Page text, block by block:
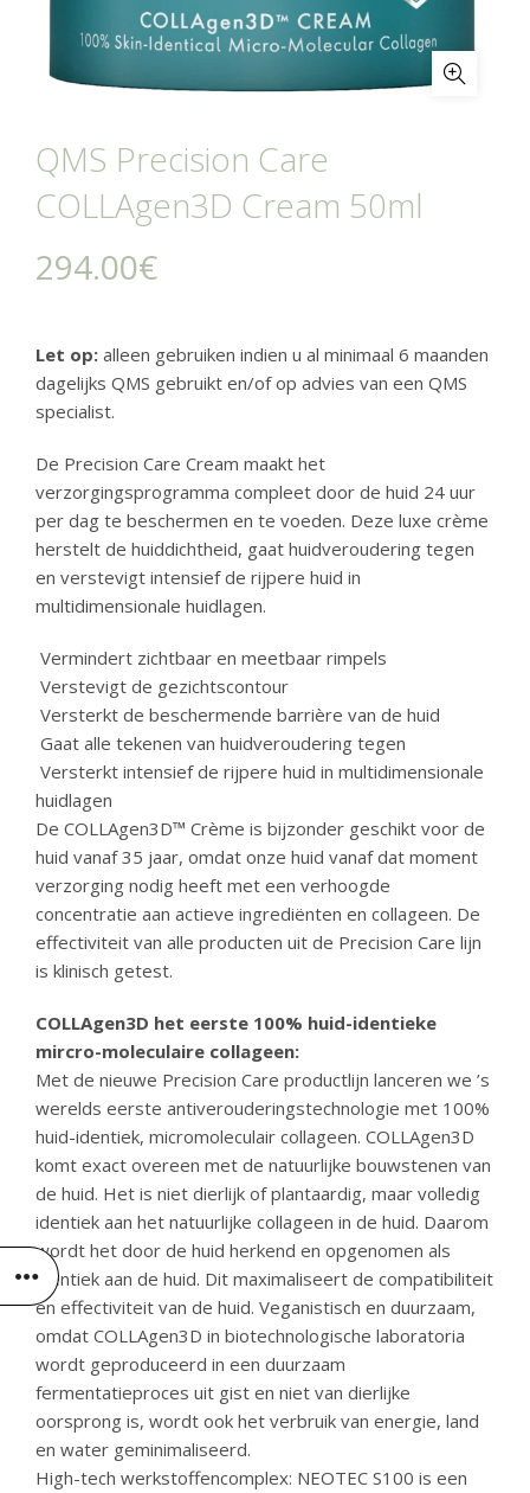
QMS Precision Care
COLLAgen3D Cream 50ml
294.00€
Let op: alleen gebruiken indien u al minimaal 6 maanden
dagelijks QMS gebruikt en/of op advies van een QMS
specialist.
De Precision Care Cream maakt het
verzorgingsprogramma compleet door de huid 24 uur
per dag te beschermen en te voeden. Deze luxe crème
herstelt de huiddichtheid, gaat huidveroudering tegen
en verstevigt intensief de rijpere huid in
multidimensionale huidlagen.
Vermindert zichtbaar en meetbaar rimpels
Verstevigt de gezichtscontour
Versterkt de beschermende barrière van de huid
Gaat alle tekenen van huidveroudering tegen
Versterkt intensief de rijpere huid in multidimensionale
huidlagen
De COLLAgen3D™ Crème is bijzonder geschikt voor de
huid vanaf 35 jaar, omdat onze huid vanaf dat moment
verzorging nodig heeft met een verhoogde
concentratie aan actieve ingrediënten en collageen. De
effectiviteit van alle producten uit de Precision Care lijn
is klinisch getest.
COLLAgen3D het eerste 100% huid-identieke
mircro-moleculaire collageen:
Met de nieuwe Precision Care productlijn lanceren we ’s
werelds eerste antiverouderingstechnologie met 100%
huid-identiek, micromoleculair collageen. COLLAgen3D
komt exact overeen met de natuurlijke bouwstenen van
de huid. Het is niet dierlijk of plantaardig, maar volledig
identiek aan het natuurlijke collageen in de huid. Daarom
wordt het door de huid herkend en opgenomen als
identiek aan de huid. Dit maximaliseert de compatibiliteit
en effectiviteit van de huid. Veganistisch en duurzaam,
omdat COLLAgen3D in biotechnologische laboratoria
wordt geproduceerd in een duurzaam
fermentatieproces uit gist en niet van dierlijke
oorsprong is, wordt ook het verbruik van energie, land
en water geminimaliseerd.
High-tech werkstoffencomplex: NEOTEC S100 is een